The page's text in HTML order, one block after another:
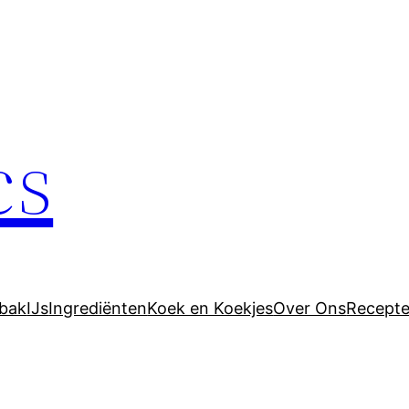
IJsIngrediëntenKoek en KoekjesOver Ons